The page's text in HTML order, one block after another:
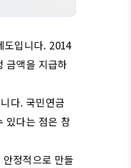
도입니다. 2014
금액을 지급하
다. 국민연금
있다는 점은 참
정적으로 만들